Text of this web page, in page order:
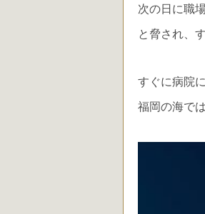
次の日に職
と脅され、
すぐに病院
福岡の海で